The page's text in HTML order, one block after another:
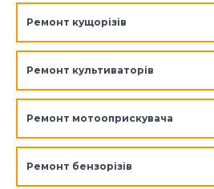
Ремонт кущорізів
Ремонт культиваторів
Ремонт мотооприскувача
Ремонт бензорізів